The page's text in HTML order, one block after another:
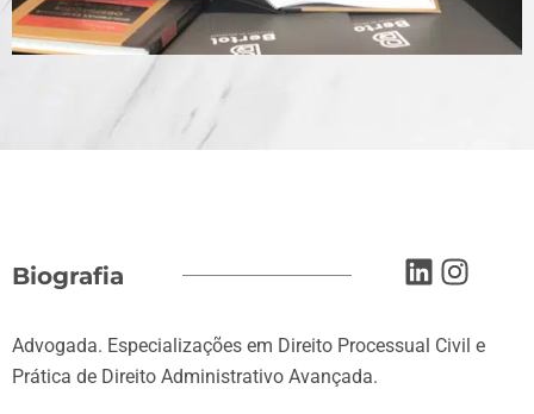
Biografia
Advogada. Especializações em Direito Processual Civil e
Prática de Direito Administrativo Avançada.